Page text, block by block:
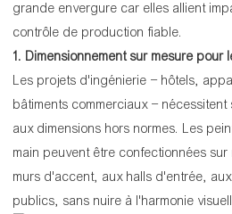
grande envergure car elles allient
contrôle de production fiable.
1. Dimensionnement sur mesure
Les projets d'ingénierie – hôtels,
bâtiments commerciaux –
aux dimensions hors normes. Les
main peuvent être confectionnées
murs d'accent, aux halls d'entrée,
publics, sans nuire à l'harmonie